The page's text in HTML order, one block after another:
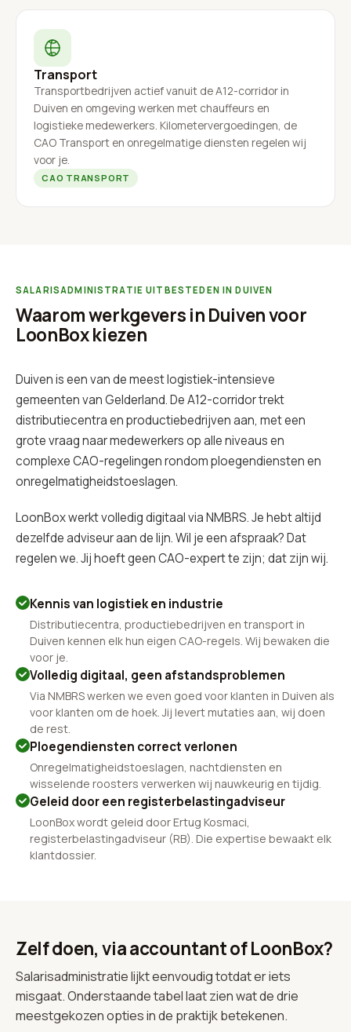
Transport
Transportbedrijven actief vanuit de A12-corridor in
Duiven en omgeving werken met chauffeurs en
logistieke medewerkers. Kilometervergoedingen, de
CAO Transport en onregelmatige diensten regelen wij
voor je.
CAO TRANSPORT
SALARISADMINISTRATIE UITBESTEDEN IN DUIVEN
Waarom werkgevers in Duiven voor
LoonBox kiezen
Duiven is een van de meest logistiek-intensieve
gemeenten van Gelderland. De A12-corridor trekt
distributiecentra en productiebedrijven aan, met een
grote vraag naar medewerkers op alle niveaus en
complexe CAO-regelingen rondom ploegendiensten en
onregelmatigheidstoeslagen.
LoonBox werkt volledig digitaal via NMBRS. Je hebt altijd
dezelfde adviseur aan de lijn. Wil je een afspraak? Dat
regelen we. Jij hoeft geen CAO-expert te zijn; dat zijn wij.
Kennis van logistiek en industrie
Distributiecentra, productiebedrijven en transport in
Duiven kennen elk hun eigen CAO-regels. Wij bewaken die
voor je.
Volledig digitaal, geen afstandsproblemen
Via NMBRS werken we even goed voor klanten in Duiven als
voor klanten om de hoek. Jij levert mutaties aan, wij doen
de rest.
Ploegendiensten correct verlonen
Onregelmatigheidstoeslagen, nachtdiensten en
wisselende roosters verwerken wij nauwkeurig en tijdig.
Geleid door een registerbelastingadviseur
LoonBox wordt geleid door Ertug Kosmaci,
registerbelastingadviseur (RB). Die expertise bewaakt elk
klantdossier.
Zelf doen, via accountant of LoonBox?
Salarisadministratie lijkt eenvoudig totdat er iets
misgaat. Onderstaande tabel laat zien wat de drie
meestgekozen opties in de praktijk betekenen.